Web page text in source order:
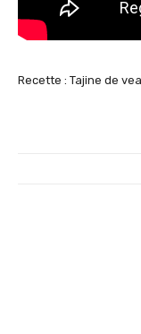
Recette : Tajine de